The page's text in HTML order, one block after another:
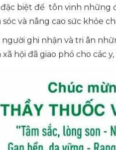
biệt để tôn vinh những
và nâng cao sức khỏe
ghi nhận và tri ân
hội đã giao phó cho các